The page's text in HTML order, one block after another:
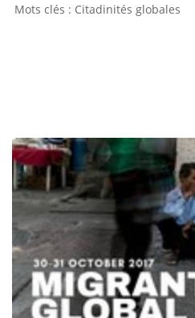
Citadinités globales